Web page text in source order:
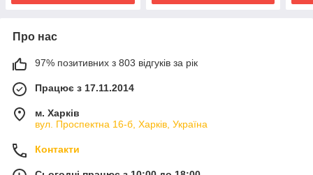
Про нас
97% позитивних з 803 відгуків за рік
Працює з 17.11.2014
м. Харків
вул. Проспектна 16-б, Харків, Україна
Контакти